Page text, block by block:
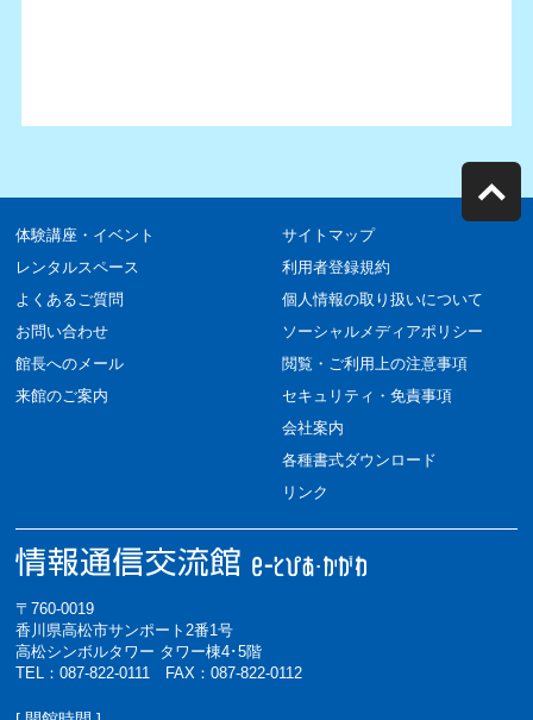
体験講座・イベント
レンタルスペース
よくあるご質問
お問い合わせ
館長へのメール
来館のご案内
サイトマップ
利用者登録規約
個人情報の取り扱いについて
ソーシャルメディアポリシー
閲覧・ご利用上の注意事項
セキュリティ・免責事項
会社案内
各種書式ダウンロード
リンク
〒760-0019
香川県高松市サンポート2番1号
高松シンボルタワー タワー棟4･5階
TEL：087-822-0111 FAX：087-822-0112